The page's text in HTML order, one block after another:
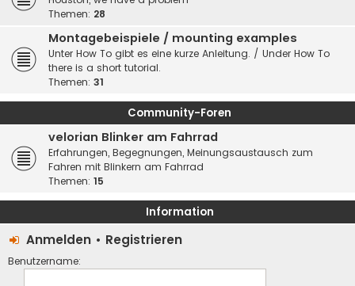
Themen: 28
Montagebeispiele / mounting examples
Unter How To gibt es eine kurze Anleitung. / Under How To
there is a short tutorial.
Themen: 31
Community-Foren
velorian Blinker am Fahrrad
Erfahrungen, Begegnungen, Meinungsaustausch zum
Fahren mit Blinkern am Fahrrad
Themen: 15
Information
Anmelden • Registrieren
Benutzername: